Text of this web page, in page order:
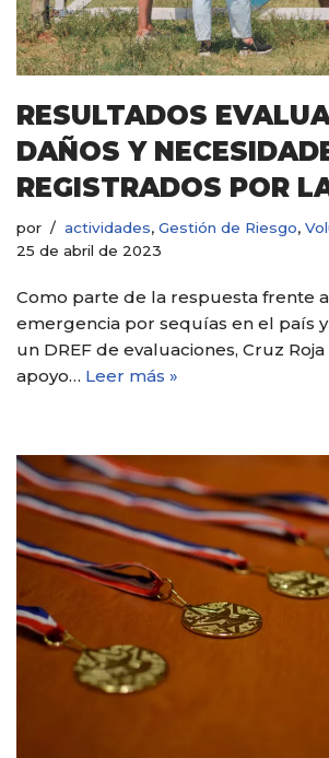
RESULTADOS
DAÑOS Y
REGISTRADOS POR
por actividades, Gestión de Riesgo,
25 de abril de 2023
Como parte de la respuesta frente
emergencia por sequías en el país
un DREF de evaluaciones, Cruz
apoyo… Leer más »